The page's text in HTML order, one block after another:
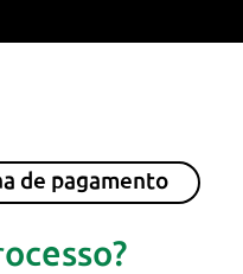
de pagamento